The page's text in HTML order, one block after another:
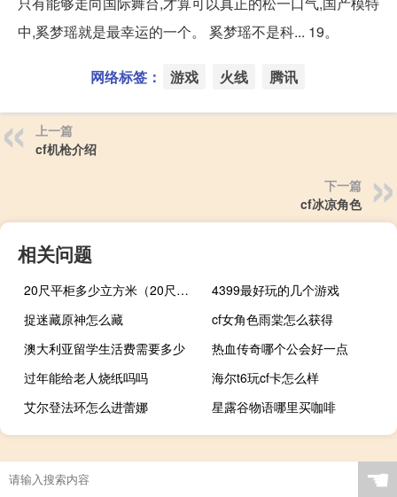
中,奚梦瑶就是最幸运的一个。 奚梦瑶不是科... 19。
网络标签： 游戏 火线 腾讯
上一篇
cf机枪介绍
下一篇
cf冰凉角色
相关问题
20尺平柜多少立方米（20尺平柜内尺寸是多少）
4399最好玩的几个游戏
捉迷藏原神怎么藏
cf女角色雨棠怎么获得
澳大利亚留学生活费需要多少
热血传奇哪个公会好一点
过年能给老人烧纸吗吗
海尔t6玩cf卡怎么样
艾尔登法环怎么进蕾娜
星露谷物语哪里买咖啡
☚